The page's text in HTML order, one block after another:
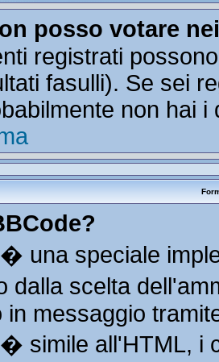
posso votare
registrati
fasulli). Se sei
non hai
una speciale
scelta
in messaggio
simile all'HTML, i